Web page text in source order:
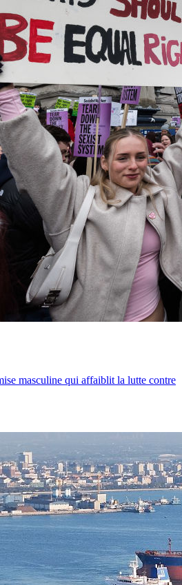
masculine qui affaiblit la lutte contre